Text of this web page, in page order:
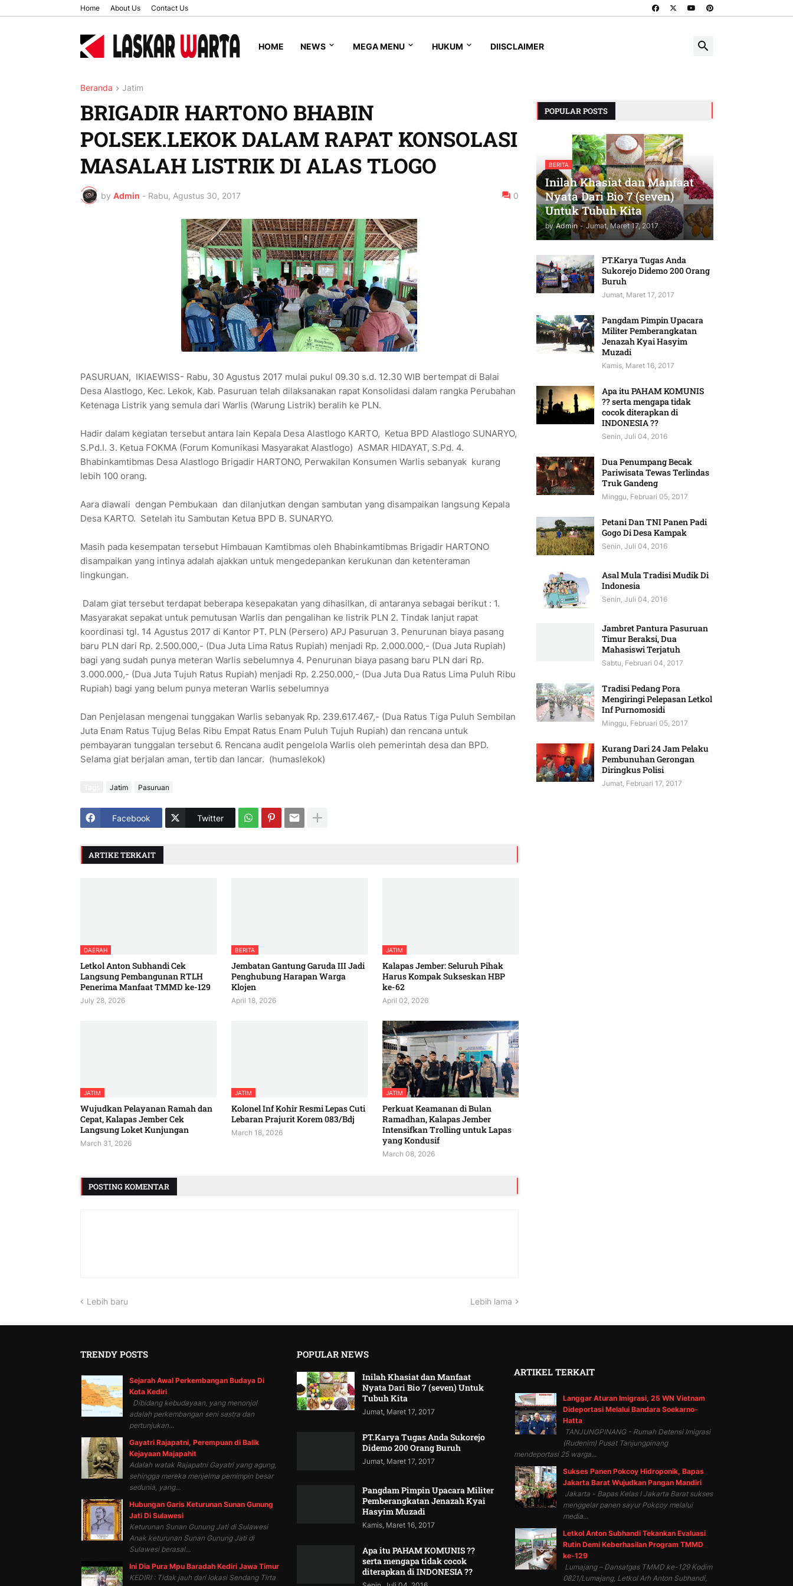
Home About Us Contact Us
HOME NEWS MEGA MENU HUKUM DIISCLAIMER
Beranda Jatim
BRIGADIR HARTONO BHABIN
POLSEK.LEKOK DALAM RAPAT KONSOLASI
MASALAH LISTRIK DI ALAS TLOGO
by Admin - Rabu, Agustus 30, 2017 0
PASURUAN, IKIAEWISS- Rabu, 30 Agustus 2017 mulai pukul 09.30 s.d. 12.30 WIB bertempat di Balai
Desa Alastlogo, Kec. Lekok, Kab. Pasuruan telah dilaksanakan rapat Konsolidasi dalam rangka Perubahan
Ketenaga Listrik yang semula dari Warlis (Warung Listrik) beralih ke PLN.
Hadir dalam kegiatan tersebut antara lain Kepala Desa Alastlogo KARTO, Ketua BPD Alastlogo SUNARYO,
S.Pd.I. 3. Ketua FOKMA (Forum Komunikasi Masyarakat Alastlogo) ASMAR HIDAYAT, S.Pd. 4.
Bhabinkamtibmas Desa Alastlogo Brigadir HARTONO, Perwakilan Konsumen Warlis sebanyak kurang
lebih 100 orang.
Aara diawali dengan Pembukaan dan dilanjutkan dengan sambutan yang disampaikan langsung Kepala
Desa KARTO. Setelah itu Sambutan Ketua BPD B. SUNARYO.
Masih pada kesempatan tersebut Himbauan Kamtibmas oleh Bhabinkamtibmas Brigadir HARTONO
disampaikan yang intinya adalah ajakkan untuk mengedepankan kerukunan dan ketenteraman
lingkungan.
Dalam giat tersebut terdapat beberapa kesepakatan yang dihasilkan, di antaranya sebagai berikut : 1.
Masyarakat sepakat untuk pemutusan Warlis dan pengalihan ke listrik PLN 2. Tindak lanjut rapat
koordinasi tgl. 14 Agustus 2017 di Kantor PT. PLN (Persero) APJ Pasuruan 3. Penurunan biaya pasang
baru PLN dari Rp. 2.500.000,- (Dua Juta Lima Ratus Rupiah) menjadi Rp. 2.000.000,- (Dua Juta Rupiah)
bagi yang sudah punya meteran Warlis sebelumnya 4. Penurunan biaya pasang baru PLN dari Rp.
3.000.000,- (Dua Juta Tujuh Ratus Rupiah) menjadi Rp. 2.250.000,- (Dua Juta Dua Ratus Lima Puluh Ribu
Rupiah) bagi yang belum punya meteran Warlis sebelumnya
Dan Penjelasan mengenai tunggakan Warlis sebanyak Rp. 239.617.467,- (Dua Ratus Tiga Puluh Sembilan
Juta Enam Ratus Tujug Belas Ribu Empat Ratus Enam Puluh Tujuh Rupiah) dan rencana untuk
pembayaran tunggalan tersebut 6. Rencana audit pengelola Warlis oleh pemerintah desa dan BPD.
Selama giat berjalan aman, tertib dan lancar. (humaslekok)
Jatim Pasuruan
Facebook Twitter
ARTIKE TERKAIT
DAERAH
Letkol Anton Subhandi Cek
Langsung Pembangunan RTLH
Penerima Manfaat TMMD ke-129
July 28, 2026
BERITA
Jembatan Gantung Garuda III Jadi
Penghubung Harapan Warga
Klojen
April 18, 2026
JATIM
Kalapas Jember: Seluruh Pihak
Harus Kompak Sukseskan HBP
ke-62
April 02, 2026
JATIM
Wujudkan Pelayanan Ramah dan
Cepat, Kalapas Jember Cek
Langsung Loket Kunjungan
March 31, 2026
JATIM
Kolonel Inf Kohir Resmi Lepas Cuti
Lebaran Prajurit Korem 083/Bdj
March 18, 2026
JATIM
Perkuat Keamanan di Bulan
Ramadhan, Kalapas Jember
Intensifkan Trolling untuk Lapas
yang Kondusif
March 08, 2026
POSTING KOMENTAR
Lebih baru Lebih lama
POPULAR POSTS
BERITA
Inilah Khasiat dan Manfaat
Nyata Dari Bio 7 (seven)
Untuk Tubuh Kita
by Admin - Jumat, Maret 17, 2017
PT.Karya Tugas Anda
Sukorejo Didemo 200 Orang
Buruh
Jumat, Maret 17, 2017
Pangdam Pimpin Upacara
Militer Pemberangkatan
Jenazah Kyai Hasyim
Muzadi
Kamis, Maret 16, 2017
Apa itu PAHAM KOMUNIS
?? serta mengapa tidak
cocok diterapkan di
INDONESIA ??
Senin, Juli 04, 2016
Dua Penumpang Becak
Pariwisata Tewas Terlindas
Truk Gandeng
Minggu, Februari 05, 2017
Petani Dan TNI Panen Padi
Gogo Di Desa Kampak
Senin, Juli 04, 2016
Asal Mula Tradisi Mudik Di
Indonesia
Senin, Juli 04, 2016
Jambret Pantura Pasuruan
Timur Beraksi, Dua
Mahasiswi Terjatuh
Sabtu, Februari 04, 2017
Tradisi Pedang Pora
Mengiringi Pelepasan Letkol
Inf Purnomosidi
Minggu, Februari 05, 2017
Kurang Dari 24 Jam Pelaku
Pembunuhan Gerongan
Diringkus Polisi
Jumat, Februari 17, 2017
TRENDY POSTS
Sejarah Awal Perkembangan Budaya Di
Kota Kediri
Dibidang kebudayaan, yang menonjol
adalah perkembangan seni sastra dan
pertunjukan...
Gayatri Rajapatni, Perempuan di Balik
Kejayaan Majapahit
Adalah watak Rajapatni Gayatri yang agung,
sehingga mereka menjelma pemimpin besar
sedunia, yang...
Hubungan Garis Keturunan Sunan Gunung
Jati Di Sulawesi
Keturunan Sunan Gunung Jati di Sulawesi
Anak keturunan Sunan Gunung Jati di
Sulawesi berasal...
Ini Dia Pura Mpu Baradah Kediri Jawa Timur
KEDIRI : Tidak jauh dari lokasi Sendang Tirta
POPULAR NEWS
Inilah Khasiat dan Manfaat
Nyata Dari Bio 7 (seven) Untuk
Tubuh Kita
Jumat, Maret 17, 2017
PT.Karya Tugas Anda Sukorejo
Didemo 200 Orang Buruh
Jumat, Maret 17, 2017
Pangdam Pimpin Upacara Militer
Pemberangkatan Jenazah Kyai
Hasyim Muzadi
Kamis, Maret 16, 2017
Apa itu PAHAM KOMUNIS ??
serta mengapa tidak cocok
diterapkan di INDONESIA ??
ARTIKEL TERKAIT
Langgar Aturan Imigrasi, 25 WN Vietnam
Dideportasi Melalui Bandara Soekarno-
Hatta
TANJUNGPINANG - Rumah Detensi Imigrasi
(Rudenim) Pusat Tanjungpinang
mendeportasi 25 warga...
Sukses Panen Pokcoy Hidroponik, Bapas
Jakarta Barat Wujudkan Pangan Mandiri
Jakarta - Bapas Kelas I Jakarta Barat sukses
menggelar panen sayur Pokcoy melalui
media...
Letkol Anton Subhandi Tekankan Evaluasi
Rutin Demi Keberhasilan Program TMMD
ke-129
Lumajang – Dansatgas TMMD ke-129 Kodim
0821/Lumajang, Letkol Arh Anton Subhandi,